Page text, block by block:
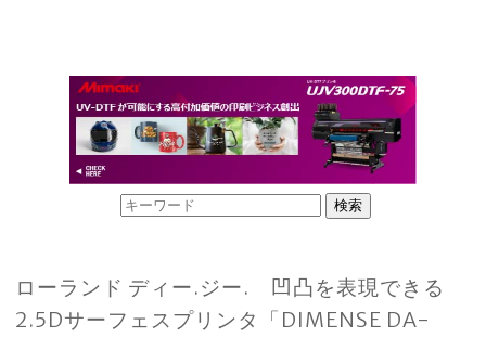
ローランド ディー.ジー. 凹凸を表現できる
2.5Dサーフェスプリンタ「DIMENSE DA-